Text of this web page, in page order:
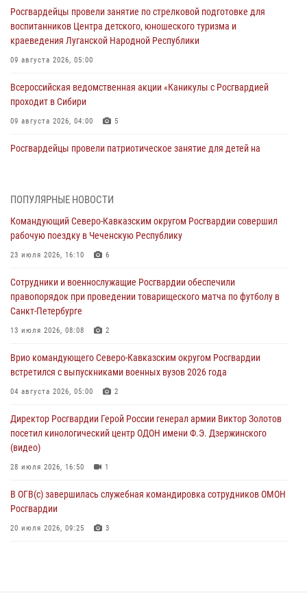
Росгвардейцы провели занятие по стрелковой подготовке для
воспитанников Центра детского, юношеского туризма и
краеведения Луганской Народной Республики
09 августа 2026, 05:00
Всероссийская ведомственная акции «Каникулы с Росгвардией
проходит в Сибири
09 августа 2026, 04:00 5
Росгвардейцы провели патриотическое занятие для детей на
юных воспитанников спортивной школы
08 августа 2026, 13:00
стен музея истории космонавтики в Калуге
08 августа 2026, 09:29
В Северо-Западном округе Росгвардии продолжаются мероприятия
08 августа 2026, 09:03 1
Росгвардейцы в ЛНР совершенствуют навыки тактической
08 августа 2026, 09:00
ПОПУЛЯРНЫЕ НОВОСТИ
Командующий Северо-Кавказским округом Росгвардии совершил
рабочую поездку в Чеченскую Республику
23 июля 2026, 16:10 6
Сотрудники и военнослужащие Росгвардии обеспечили
правопорядок при проведении товарищеского матча по футболу в
Санкт-Петербурге
13 июля 2026, 08:08 2
Врио командующего Северо-Кавказским округом Росгвардии
встретился с выпускниками военных вузов 2026 года
04 августа 2026, 05:00 2
Директор Росгвардии Герой России генерал армии Виктор Золотов
посетил кинологический центр ОДОН имени Ф.Э. Дзержинского
(видео)
28 июля 2026, 16:50 1
В ОГВ(с) завершилась служебная командировка сотрудников ОМОН
Росгвардии
20 июля 2026, 09:25 3